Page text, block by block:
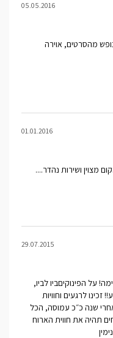
05.05.2016
מהסרטים, אוירה
01.01.2016
מצוין ושירות נהדר....
29.07.2015
על הפינוקיםביו לביו,
לרגעים וחוויות
שנה כ״כ עמוסה, הכל
תהיה את חווית הארוח